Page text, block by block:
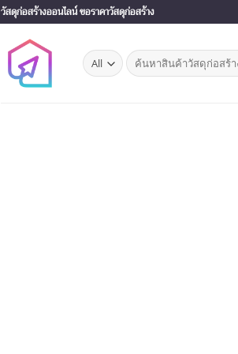
วัสดุก่อสร้างออนไลน์ ขอราคาวัสดุก่อสร้าง
Search
for: